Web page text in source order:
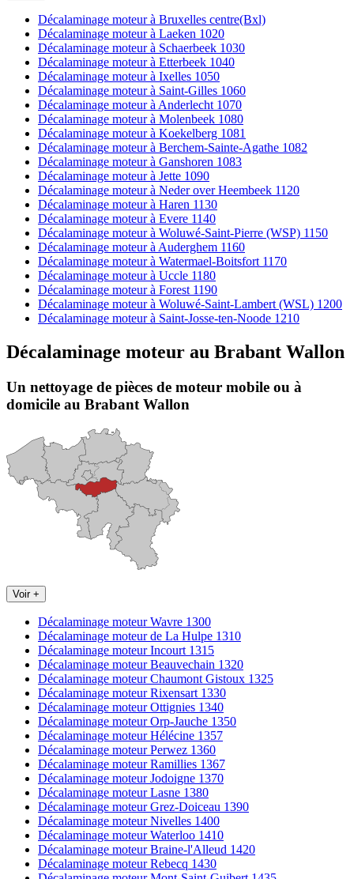
Décalaminage moteur à Bruxelles centre(Bxl)
Décalaminage moteur à Laeken 1020
Décalaminage moteur à Schaerbeek 1030
Décalaminage moteur à Etterbeek 1040
Décalaminage moteur à Ixelles 1050
Décalaminage moteur à Saint-Gilles 1060
Décalaminage moteur à Anderlecht 1070
Décalaminage moteur à Molenbeek 1080
Décalaminage moteur à Koekelberg 1081
Décalaminage moteur à Berchem-Sainte-Agathe 1082
Décalaminage moteur à Ganshoren 1083
Décalaminage moteur à Jette 1090
Décalaminage moteur à Neder over Heembeek 1120
Décalaminage moteur à Haren 1130
Décalaminage moteur à Evere 1140
Décalaminage moteur à Woluwé-Saint-Pierre (WSP) 1150
Décalaminage moteur à Auderghem 1160
Décalaminage moteur à Watermael-Boitsfort 1170
Décalaminage moteur à Uccle 1180
Décalaminage moteur à Forest 1190
Décalaminage moteur à Woluwé-Saint-Lambert (WSL) 1200
Décalaminage moteur à Saint-Josse-ten-Noode 1210
Décalaminage moteur au Brabant Wallon
Un nettoyage de pièces de moteur mobile ou à
domicile au Brabant Wallon
Voir +
Décalaminage moteur Wavre 1300
Décalaminage moteur de La Hulpe 1310
Décalaminage moteur Incourt 1315
Décalaminage moteur Beauvechain 1320
Décalaminage moteur Chaumont Gistoux 1325
Décalaminage moteur Rixensart 1330
Décalaminage moteur Ottignies 1340
Décalaminage moteur Orp-Jauche 1350
Décalaminage moteur Hélécine 1357
Décalaminage moteur Perwez 1360
Décalaminage moteur Ramillies 1367
Décalaminage moteur Jodoigne 1370
Décalaminage moteur Lasne 1380
Décalaminage moteur Grez-Doiceau 1390
Décalaminage moteur Nivelles 1400
Décalaminage moteur Waterloo 1410
Décalaminage moteur Braine-l'Alleud 1420
Décalaminage moteur Rebecq 1430